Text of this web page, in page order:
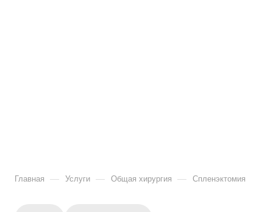
Главная — Услуги — Общая хирургия — Спленэктомия